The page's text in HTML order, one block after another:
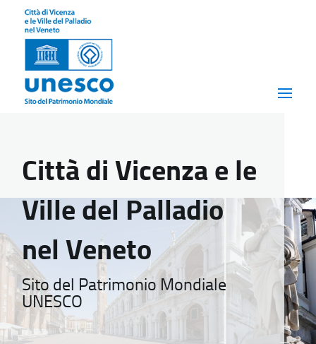
Città di Vicenza e le
Ville del Palladio
nel Veneto
Sito del Patrimonio Mondiale
UNESCO